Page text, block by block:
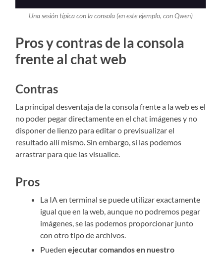
Una sesión típica con la consola (en este ejemplo, con Qwen)
Pros y contras de la consola
frente al chat web
Contras
La principal desventaja de la consola frente a la web es el
no poder pegar directamente en el chat imágenes y no
disponer de lienzo para editar o previsualizar el
resultado allí mismo. Sin embargo, sí las podemos
arrastrar para que las visualice.
Pros
La IA en terminal se puede utilizar exactamente
igual que en la web, aunque no podremos pegar
imágenes, se las podemos proporcionar junto
con otro tipo de archivos.
Puedenejecutar comandos en nuestro